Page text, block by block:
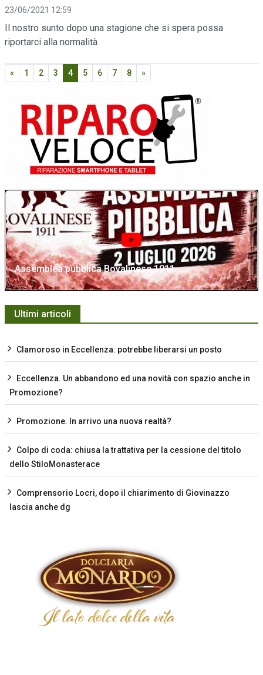
23/06/2021 12:59
Il nostro sunto dopo una stagione che si spera possa
riportarci alla normalità
« 1 2 3 4 5 6 7 8 »
Assemblea pubblica Bovalinese 1911
Ultimi articoli
Clamoroso in Eccellenza: potrebbe liberarsi un posto
Eccellenza. Un abbandono ed una novità con spazio anche in
Promozione?
Promozione. In arrivo una nuova realtà?
Colpo di coda: chiusa la trattativa per la cessione del titolo
dello StiloMonasterace
Comprensorio Locri, dopo il chiarimento di Giovinazzo
lascia anche dg